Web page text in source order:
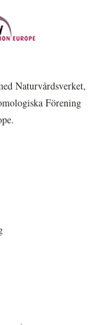
Naturvårdsverket,
Förening